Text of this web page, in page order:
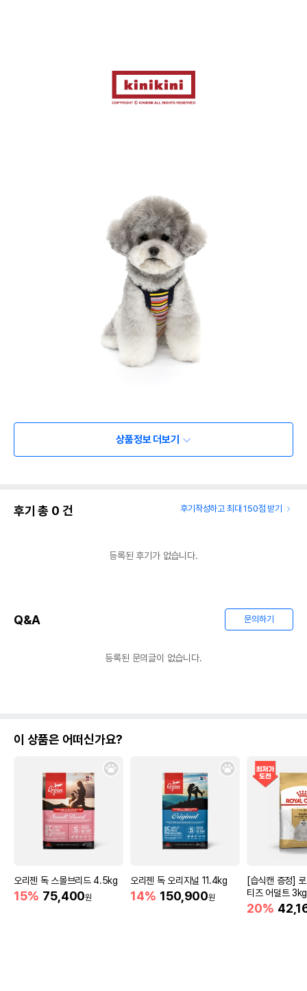
상품정보 더보기
후기 총 0 건 후기작성하고 최대 150점 받기
등록된 후기가 없습니다.
Q&A 문의하기
등록된 문의글이 없습니다.
이 상품은 어떠신가요?
오리젠 독 스몰브리드 4.5kg
15% 75,400원
오리젠 독 오리지널 11.4kg
14% 150,900원
[습식캔 증정]
티즈 어덜트
20%